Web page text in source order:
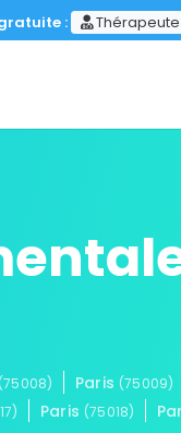
: Thérapeute
(75008) Paris (75009)
Paris (75018)